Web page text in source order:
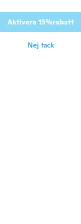
2019 · 36 recensioner
Aktivera 15%rabatt
Nej tack